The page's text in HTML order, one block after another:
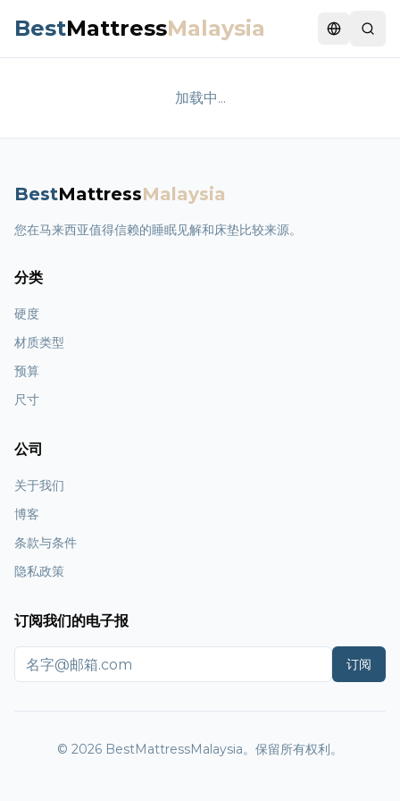
BestMattressMalaysia Switch
加载中...
BestMattressMalaysia
您在马来西亚值得信赖的睡眠见解和床垫比较来源。
分类
硬度
材质类型
预算
尺寸
公司
关于我们
博客
条款与条件
隐私政策
订阅我们的电子报
订阅
© 2026 BestMattressMalaysia。保留所有权利。